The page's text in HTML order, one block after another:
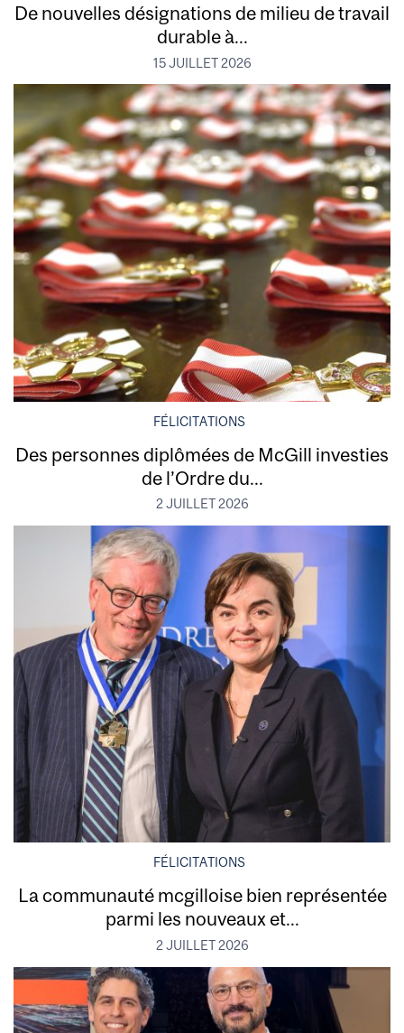
De nouvelles désignations de milieu de travail
durable à...
15 JUILLET 2026
FÉLICITATIONS
Des personnes diplômées de McGill investies
de l’Ordre du...
2 JUILLET 2026
FÉLICITATIONS
La communauté mcgilloise bien représentée
parmi les nouveaux et...
2 JUILLET 2026